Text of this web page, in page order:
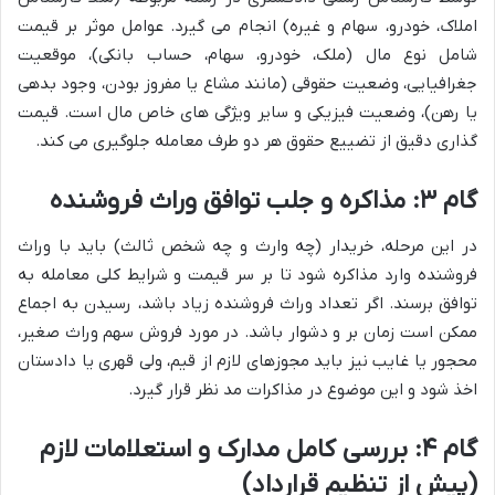
املاک، خودرو، سهام و غیره) انجام می گیرد. عوامل موثر بر قیمت
شامل نوع مال (ملک، خودرو، سهام، حساب بانکی)، موقعیت
جغرافیایی، وضعیت حقوقی (مانند مشاع یا مفروز بودن، وجود بدهی
یا رهن)، وضعیت فیزیکی و سایر ویژگی های خاص مال است. قیمت
گذاری دقیق از تضییع حقوق هر دو طرف معامله جلوگیری می کند.
گام ۳: مذاکره و جلب توافق وراث فروشنده
در این مرحله، خریدار (چه وارث و چه شخص ثالث) باید با وراث
فروشنده وارد مذاکره شود تا بر سر قیمت و شرایط کلی معامله به
توافق برسند. اگر تعداد وراث فروشنده زیاد باشد، رسیدن به اجماع
ممکن است زمان بر و دشوار باشد. در مورد فروش سهم وراث صغیر،
محجور یا غایب نیز باید مجوزهای لازم از قیم، ولی قهری یا دادستان
اخذ شود و این موضوع در مذاکرات مد نظر قرار گیرد.
گام ۴: بررسی کامل مدارک و استعلامات لازم
(پیش از تنظیم قرارداد)